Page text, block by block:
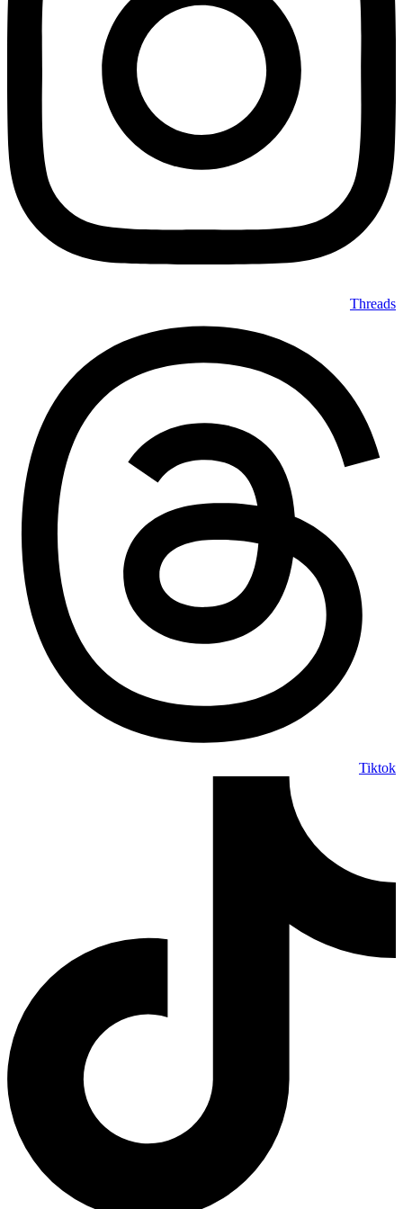
Threads
Tiktok